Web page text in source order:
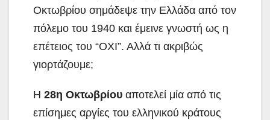
Οκτωβρίου σημάδεψε την Ελλάδα από τον
πόλεμο του 1940 και έμεινε γνωστή ως η
επέτειος του “ΟΧΙ”. Αλλά τι ακριβώς
γιορτάζουμε;
Η 28η Οκτωβρίου αποτελεί μία από τις
επίσημες αργίες του ελληνικού κράτους